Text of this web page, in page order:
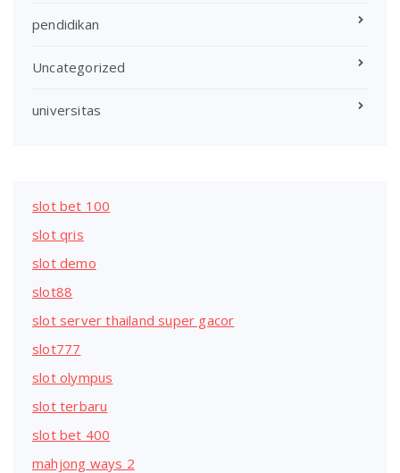
pendidikan
Uncategorized
universitas
slot bet 100
slot qris
slot demo
slot88
slot server thailand super gacor
slot777
slot olympus
slot terbaru
slot bet 400
mahjong ways 2